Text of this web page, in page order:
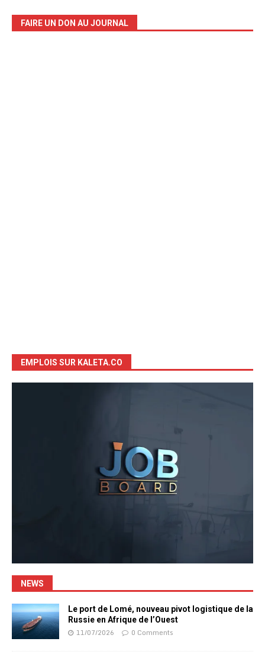
FAIRE UN DON AU JOURNAL
EMPLOIS SUR KALETA.CO
NEWS
Le port de Lomé, nouveau pivot logistique de la
Russie en Afrique de l’Ouest
11/07/2026 0 Comments